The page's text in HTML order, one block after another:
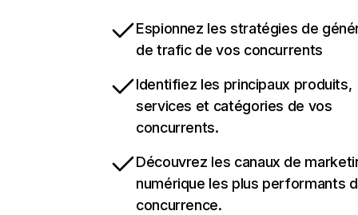
Espionnez les stratégies de
de trafic de vos concurrents
Identifiez les principaux produits,
services et catégories de vos
concurrents.
Découvrez les canaux de
numérique les plus performants
concurrence.